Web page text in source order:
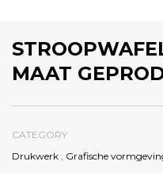
MAAT
CATEGORY
Drukwerk , Grafische